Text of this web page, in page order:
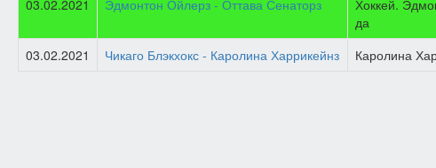
03.02.2021
Эдмонтон Ойлерз - Оттава Сенаторз
Хоккей.
да
03.02.2021 Чикаго Блэкхокс - Каролина Харрикейнз Каролина